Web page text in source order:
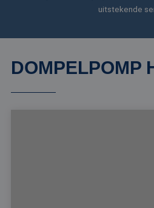
uitstekende
DOMPELPOMP